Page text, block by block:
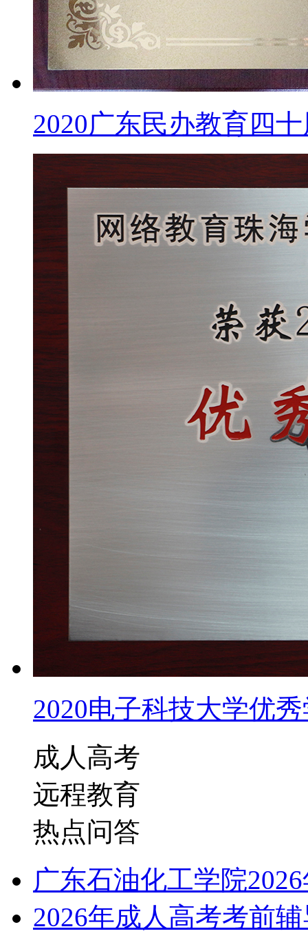
2020广东民办教育四
2020电子科技大学优
成人高考
远程教育
热点问答
广东石油化工学院
2026年成人高考考前